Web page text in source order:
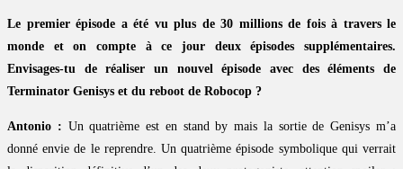
Le premier épisode a été vu plus de 30 millions de fois à travers le
monde et on compte à ce jour deux épisodes supplémentaires.
Envisages-tu de réaliser un nouvel épisode avec des éléments de
Terminator Genisys et du reboot de Robocop ?
Antonio : Un quatrième est en stand by mais la sortie de Genisys m’a
donné envie de le reprendre. Un quatrième épisode symbolique qui verrait